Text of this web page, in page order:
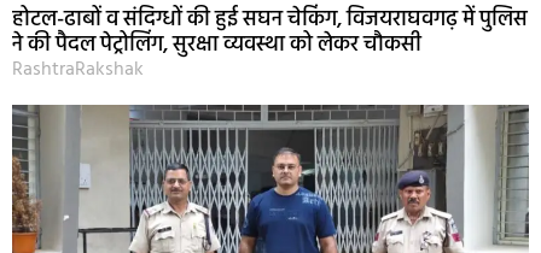
होटल-ढाबों व संदिग्धों की हुई सघन चेकिंग, विजयराघवगढ़ में पुलिस
ने की पैदल पेट्रोलिंग, सुरक्षा व्यवस्था को लेकर चौकसी
RashtraRakshak